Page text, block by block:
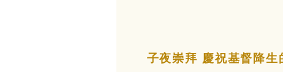
子夜崇拜 慶祝基督降生